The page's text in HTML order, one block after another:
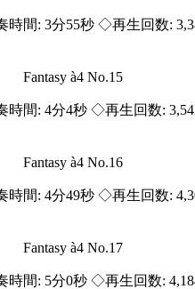
時間: 3分55秒 ◇再生回数:
à4 No.15
時間: 4分4秒 ◇再生回数:
à4 No.16
時間: 4分49秒 ◇再生回数:
à4 No.17
時間: 5分0秒 ◇再生回数: